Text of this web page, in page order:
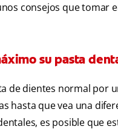
consejos que tomar
su pasta
de dientes normal por
hasta que vea una
es posible que